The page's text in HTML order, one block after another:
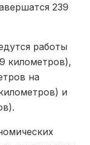
239
работы
километров),
на
и